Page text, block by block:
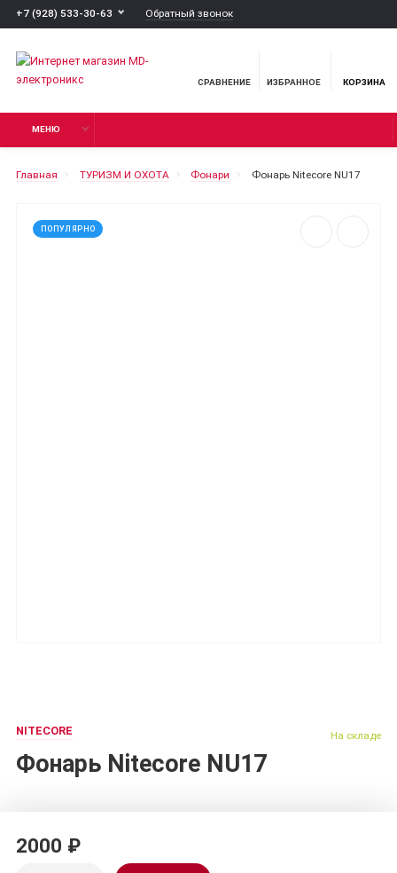
+7 (928) 533-30-63 Обратный звонок
СРАВНЕНИЕ ИЗБРАННОЕ КОРЗИНА
МЕНЮ
Главная ТУРИЗМ И ОХОТА Фонари Фонарь Nitecore NU17
ПОПУЛЯРНО
NITECORE
Фонарь Nitecore NU17
На складе
2000 ₽